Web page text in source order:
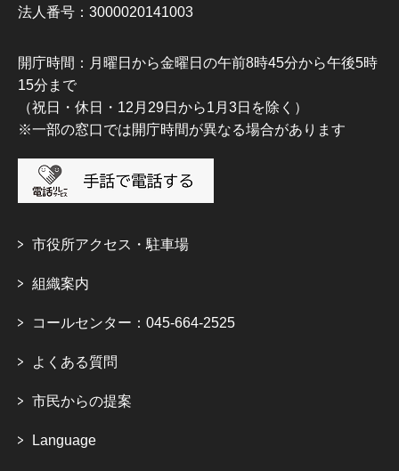
法人番号：3000020141003
開庁時間：月曜日から金曜日の午前8時45分から午後5時
15分まで
（祝日・休日・12月29日から1月3日を除く）
※一部の窓口では開庁時間が異なる場合があります
市役所アクセス・駐車場
組織案内
コールセンター：045-664-2525
よくある質問
市民からの提案
Language